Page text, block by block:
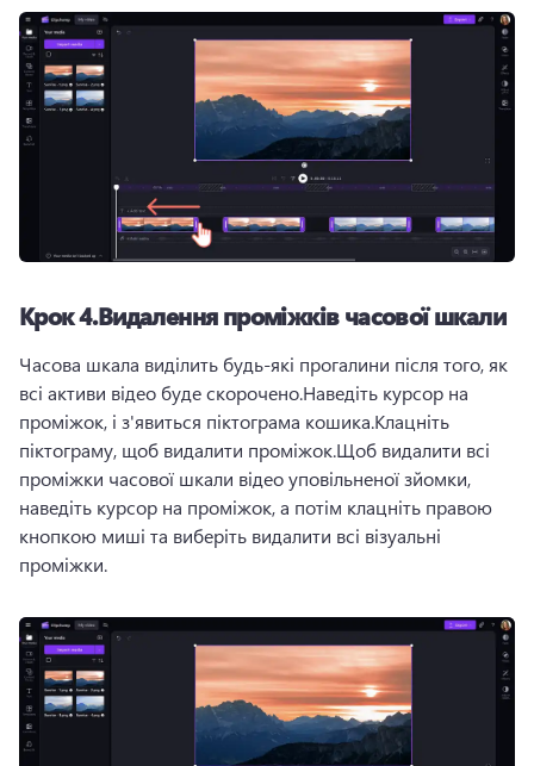
Крок 4.Видалення проміжків часової шкали
Часова шкала виділить будь-які прогалини після того, як
всі активи відео буде скорочено.Наведіть курсор на
проміжок, і з'явиться піктограма кошика.Клацніть
піктограму, щоб видалити проміжок.Щоб видалити всі
проміжки часової шкали відео уповільненої зйомки,
наведіть курсор на проміжок, а потім клацніть правою
кнопкою миші та виберіть видалити всі візуальні
проміжки.